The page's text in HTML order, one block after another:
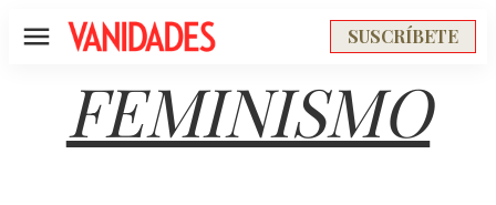
Menú SUSCRÍBETE
FEMINISMO